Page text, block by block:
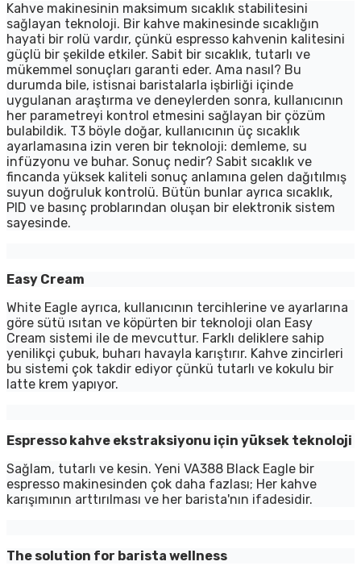
Kahve makinesinin maksimum sıcaklık stabilitesini
sağlayan teknoloji. Bir kahve makinesinde sıcaklığın
hayati bir rolü vardır, çünkü espresso kahvenin kalitesini
güçlü bir şekilde etkiler. Sabit bir sıcaklık, tutarlı ve
mükemmel sonuçları garanti eder. Ama nasıl? Bu
durumda bile, istisnai baristalarla işbirliği içinde
uygulanan araştırma ve deneylerden sonra, kullanıcının
her parametreyi kontrol etmesini sağlayan bir çözüm
bulabildik. T3 böyle doğar, kullanıcının üç sıcaklık
ayarlamasına izin veren bir teknoloji: demleme, su
infüzyonu ve buhar. Sonuç nedir? Sabit sıcaklık ve
fincanda yüksek kaliteli sonuç anlamına gelen dağıtılmış
suyun doğruluk kontrolü. Bütün bunlar ayrıca sıcaklık,
PID ve basınç problarından oluşan bir elektronik sistem
sayesinde.
Easy Cream
White Eagle ayrıca, kullanıcının tercihlerine ve ayarlarına
göre sütü ısıtan ve köpürten bir teknoloji olan Easy
Cream sistemi ile de mevcuttur. Farklı deliklere sahip
yenilikçi çubuk, buharı havayla karıştırır. Kahve zincirleri
bu sistemi çok takdir ediyor çünkü tutarlı ve kokulu bir
latte krem yapıyor.
Espresso kahve ekstraksiyonu için yüksek teknoloji
Sağlam, tutarlı ve kesin. Yeni VA388 Black Eagle bir
espresso makinesinden çok daha fazlası; Her kahve
karışımının arttırılması ve her barista'nın ifadesidir.
The solution for barista wellness